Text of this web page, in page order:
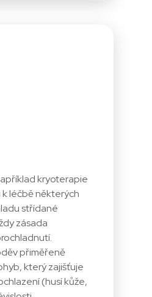
kryoterapie
léčbě některých
střídané
zásada
přiměřeně
který zajišťuje
(husí kůže,